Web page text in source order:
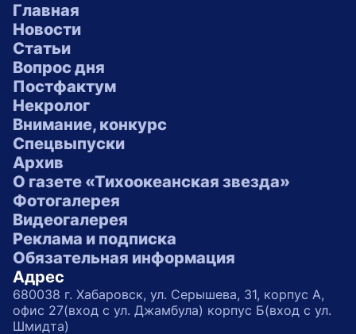
Главная
Новости
Статьи
Вопрос дня
Постфактум
Некролог
Внимание, конкурс
Спецвыпуски
Архив
О газете «Тихоокеанская звезда»
Фотогалерея
Видеогалерея
Реклама и подписка
Обязательная информация
Адрес
680038 г. Хабаровск, ул. Серышева, 31, корпус А,
офис 27(вход с ул. Джамбула) корпус Б(вход с ул.
Шмидта)